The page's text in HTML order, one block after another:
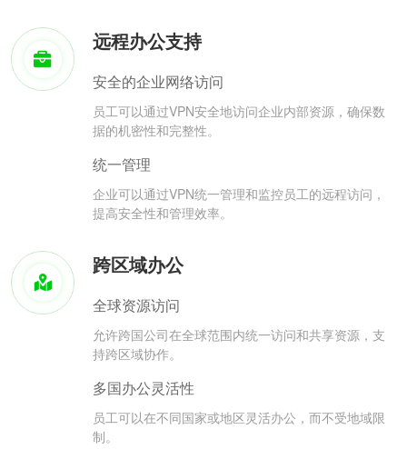
远程办公支持
安全的企业网络访问
员工可以通过VPN安全地访问企业内部资源，确保数
据的机密性和完整性。
统一管理
企业可以通过VPN统一管理和监控员工的远程访问，
提高安全性和管理效率。
跨区域办公
全球资源访问
允许跨国公司在全球范围内统一访问和共享资源，支
持跨区域协作。
多国办公灵活性
员工可以在不同国家或地区灵活办公，而不受地域限
制。